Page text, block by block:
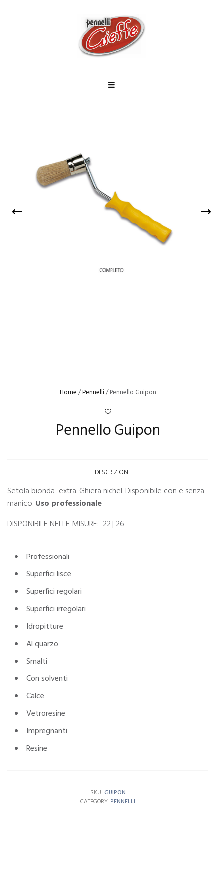
Home/Pennelli/ Pennello Guipon
Pennello Guipon
DESCRIZIONE
Setola bionda extra. Ghiera nichel. Disponibile con e senza
manico.Uso professionale
DISPONIBILE NELLE MISURE: 22 | 26
Professionali
Superfici lisce
Superfici regolari
Superfici irregolari
Idropitture
Al quarzo
Smalti
Con solventi
Calce
Vetroresine
Impregnanti
Resine
SKU: GUIPON
CATEGORY: PENNELLI